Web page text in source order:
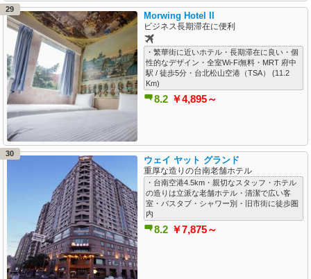
29
Morwing Hotel II
ビジネス長期滞在に便利
・繁華街に近いホテル・長期滞在に良い・個
性的なデザイン・全室Wi-Fi無料・MRT 府中
駅 / 徒歩5分・台北松山空港（TSA） (11.2
Km)
8.2 ￥4,895～
30
ウェイ ヤット グランド
重厚な造りの台南老舗ホテル
・台南空港4.5km・親切なスタッフ・ホテル
の造りは立派な老舗ホテル・清潔で広い客
室・バスタブ・シャワー別・旧市街に徒歩圏
内
8.2 ￥7,875～